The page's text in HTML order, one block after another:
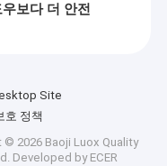
우보다 더 안전
Site
호 정책
© 2026 Baoji Luox Quality
Developed by ECER